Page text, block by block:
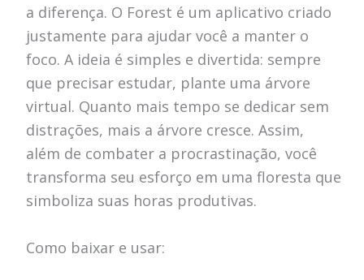
a diferença. O Forest é um aplicativo criado
justamente para ajudar você a manter o
foco. A ideia é simples e divertida: sempre
que precisar estudar, plante uma árvore
virtual. Quanto mais tempo se dedicar sem
distrações, mais a árvore cresce. Assim,
além de combater a procrastinação, você
transforma seu esforço em uma floresta que
simboliza suas horas produtivas.
Como baixar e usar: